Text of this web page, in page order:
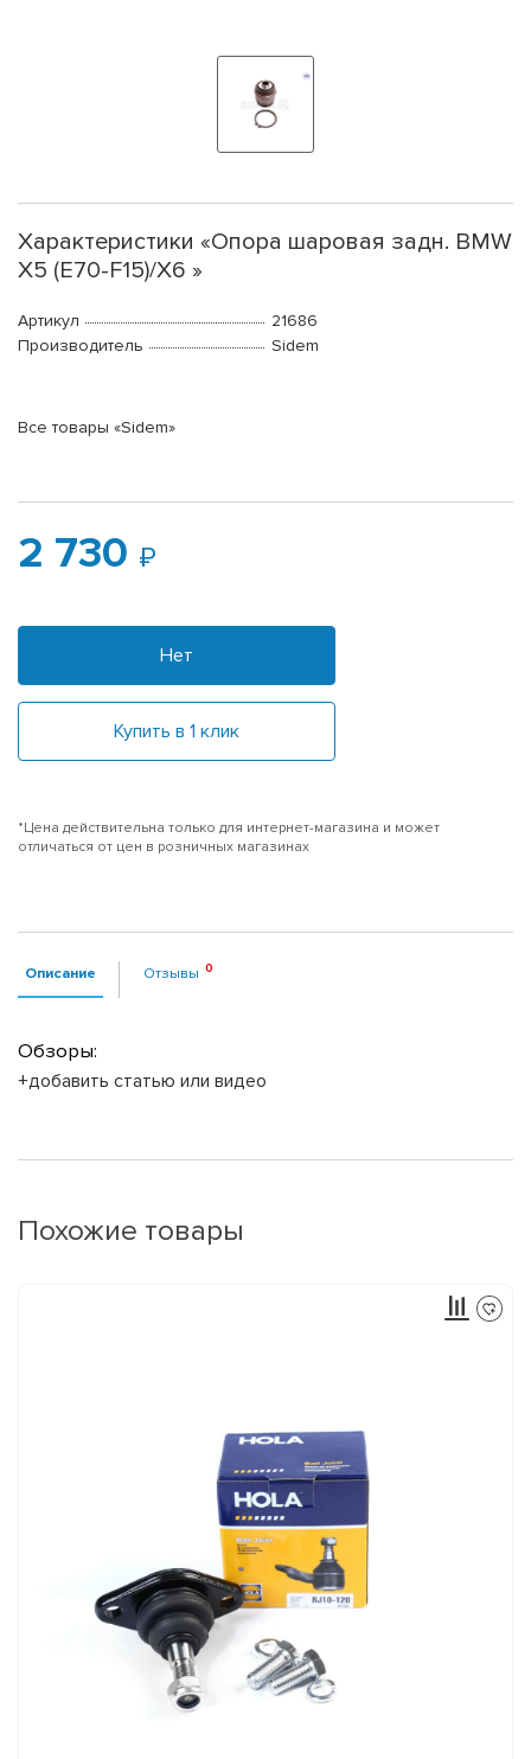
Характеристики «Опора шаровая задн. BMW
X5 (E70-F15)/X6 »
Артикул
21686
Производитель
Sidem
Все товары «Sidem»
2 730
Нет
Купить в 1 клик
*Цена действительна только для интернет-магазина и может
отличаться от цен в розничных магазинах
Описание Отзывы
Обзоры:
+добавить статью или видео
Похожие товары